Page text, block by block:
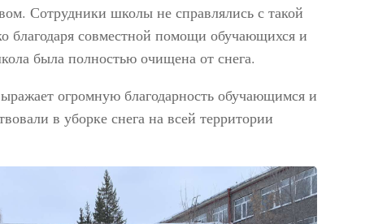
Сотрудники школы не справлялись с такой
благодаря совместной помощи обучающихся и
была полностью очищена от снега.
огромную благодарность обучающимся и
в уборке снега на всей территории